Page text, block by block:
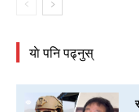
याे पनि पढ्नुस्